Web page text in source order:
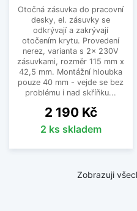
Otočná zásuvka do pracovní
desky, el. zásuvky se
odkrývají a zakrývají
otočením krytu. Provedení
nerez, varianta s 2x 230V
zásuvkami, rozměr 115 mm x
42,5 mm. Montážní hloubka
pouze 40 mm - vejde se bez
problému i nad skříňku...
Cena
2 190 Kč
2 ks skladem
Zobrazuji